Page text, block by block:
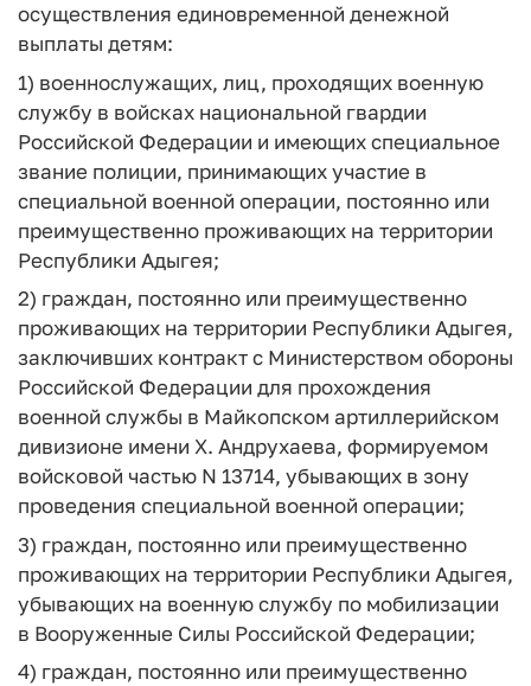
осуществления единовременной денежной
выплаты детям:
1) военнослужащих, лиц, проходящих военную
службу в войсках национальной гвардии
Российской Федерации и имеющих специальное
звание полиции, принимающих участие в
специальной военной операции, постоянно или
преимущественно проживающих на территории
Республики Адыгея;
2) граждан, постоянно или преимущественно
проживающих на территории Республики Адыгея,
заключивших контракт с Министерством обороны
Российской Федерации для прохождения
военной службы в Майкопском артиллерийском
дивизионе имени X. Андрухаева, формируемом
войсковой частью N 13714, убывающих в зону
проведения специальной военной операции;
3) граждан, постоянно или преимущественно
проживающих на территории Республики Адыгея,
убывающих на военную службу по мобилизации
в Вооруженные Силы Российской Федерации;
4) граждан, постоянно или преимущественно